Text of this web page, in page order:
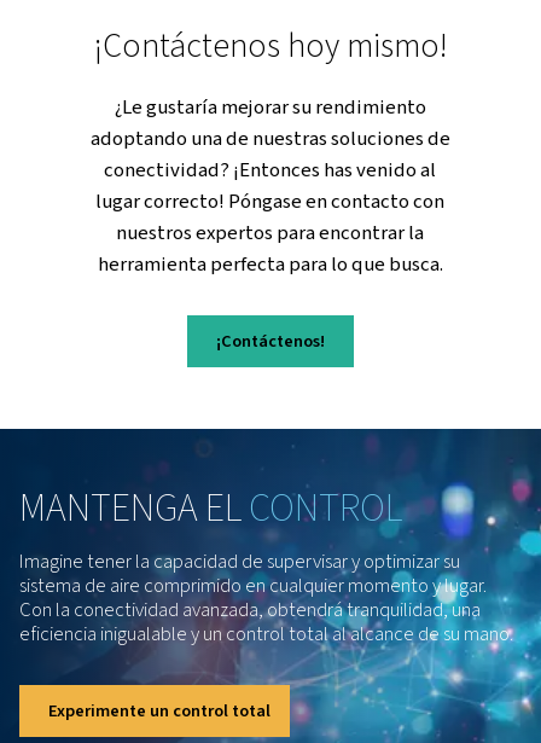
¿Cómosefiltraelaire
comprimido?
Aprenda a filtrar el aire comprimido eficazmente.
tipos de filtros y consejos para gestionar la caída de
condensación para un rendimiento óptimo.
Obtenga más información
¡Contáctenos hoy
¿Le gustaría mejorar su rendimiento
adoptando una de nuestras soluciones
conectividad? ¡Entonces has venido
lugar correcto! Póngase en contacto
nuestros expertos para encontrar la
herramienta perfecta para lo que